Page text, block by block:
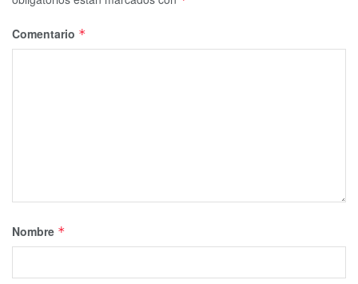
Comentario *
Nombre *